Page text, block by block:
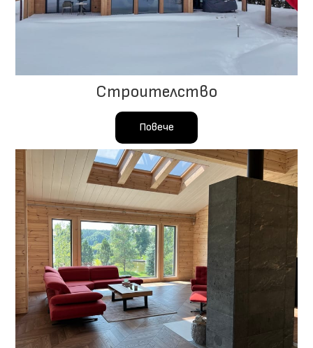
Строителство
Повече